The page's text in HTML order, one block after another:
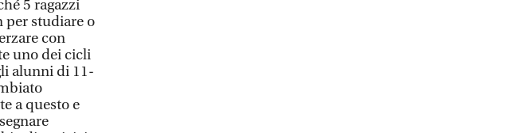
5 ragazzi
per studiare o
con
uno dei cicli
alunni di 11-
a questo e